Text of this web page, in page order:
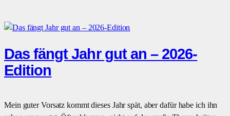
Das fängt Jahr gut an – 2026-
Edition
Mein guter Vorsatz kommt dieses Jahr spät, aber dafür habe ich ihn